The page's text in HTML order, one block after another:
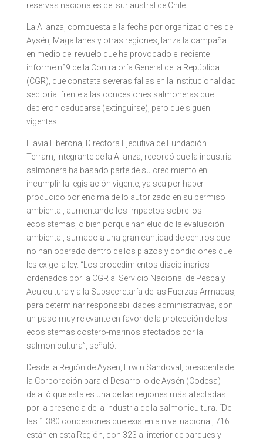
reservas nacionales del sur austral de Chile.
La Alianza, compuesta a la fecha por organizaciones de
Aysén, Magallanes y otras regiones, lanza la campaña
en medio del revuelo que ha provocado el reciente
informe n°9 de la Contraloría General de la República
(CGR), que constata severas fallas en la institucionalidad
sectorial frente a las concesiones salmoneras que
debieron caducarse (extinguirse), pero que siguen
vigentes.
Flavia Liberona, Directora Ejecutiva de Fundación
Terram, integrante de la Alianza, recordó que la industria
salmonera ha basado parte de su crecimiento en
incumplir la legislación vigente, ya sea por haber
producido por encima de lo autorizado en su permiso
ambiental, aumentando los impactos sobre los
ecosistemas, o bien porque han eludido la evaluación
ambiental, sumado a una gran cantidad de centros que
no han operado dentro de los plazos y condiciones que
les exige la ley. “Los procedimientos disciplinarios
ordenados por la CGR al Servicio Nacional de Pesca y
Acuicultura y a la Subsecretaría de las Fuerzas Armadas,
para determinar responsabilidades administrativas, son
un paso muy relevante en favor de la protección de los
ecosistemas costero-marinos afectados por la
salmonicultura”, señaló.
Desde la Región de Aysén, Erwin Sandoval, presidente de
la Corporación para el Desarrollo de Aysén (Codesa)
detalló que esta es una de las regiones más afectadas
por la presencia de la industria de la salmonicultura. “De
las 1.380 concesiones que existen a nivel nacional, 716
están en esta Región, con 323 al interior de parques y